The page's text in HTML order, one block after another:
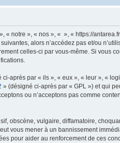
notre », « nos », « », « https://
alors n’accédez pas et/ou
celles-ci par vous-même. Si vous
après par « ils », « eux », « leur », «
» (désigné ci-après par « GPL ») et qui
ou n’acceptons pas comme
obscène, vulgaire, diffamatoire,
vous mener à un bannissement
pour aider au renforcement de ces